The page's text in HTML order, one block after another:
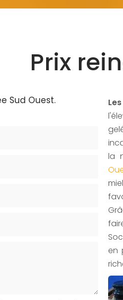
Prix
Sud Ouest.
la
en